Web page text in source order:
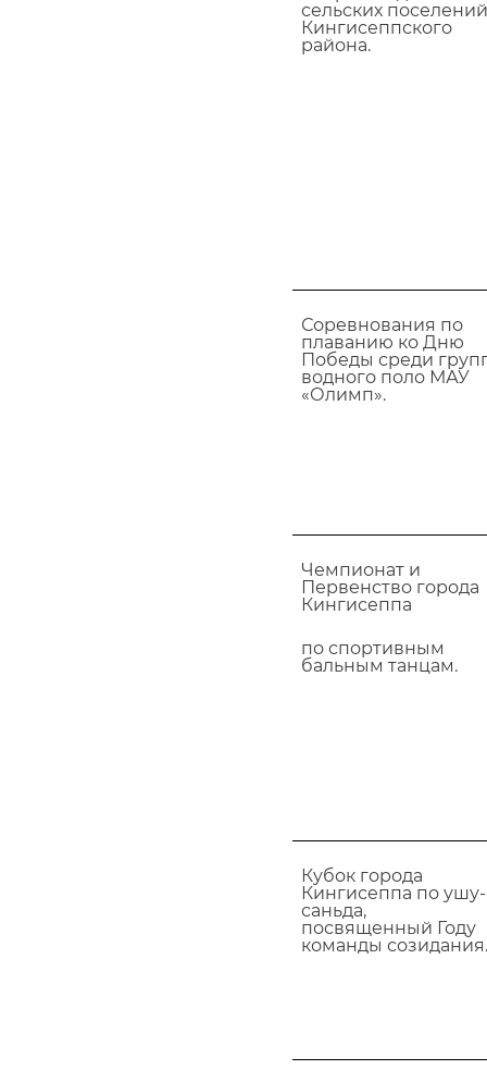
сельских поселений
Кингисеппского
района.
Соревнования по
плаванию ко Дню
Победы среди
водного поло МАУ
«Олимп».
Чемпионат и
Первенство города
Кингисеппа
по спортивным
бальным танцам.
Кубок города
Кингисеппа по ушу-
саньда,
посвященный Году
команды созидания.